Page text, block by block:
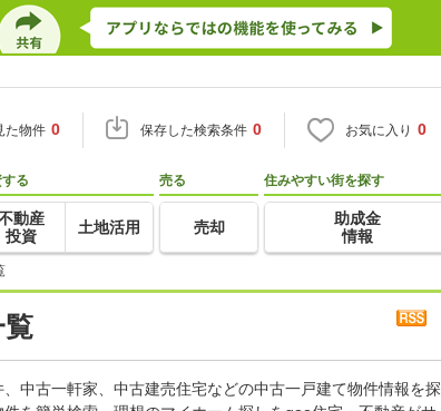
た物件 0 保存した検索条件 0 お気に入り 0
る
動産
投資
土地活用
売る
売却
住みやすい街を探す
助成金
情報
中古一軒家、中古建売住宅などの中古一戸建て物件情報を探